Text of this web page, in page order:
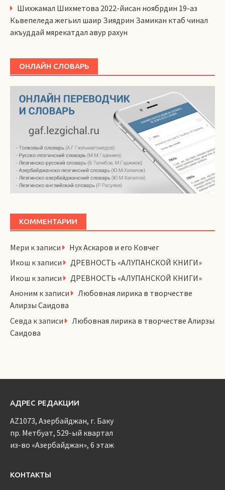
Шихжамал Шихметова 2022-йисан ноябрдин 19-аз
Кьвепеледа жегьил шаир Зиядрин Замикан ктаб чинал
акъуддай мярекатдал авур рахун
ОНЛАЙН СЛОВАРЬ
КОММЕНТАРИИ
Мери к записи
Нух Аскаров и его Ковчег
Икош к записи
ДРЕВНОСТЬ «АЛУПАНСКОЙ КНИГИ»
Икош к записи
ДРЕВНОСТЬ «АЛУПАНСКОЙ КНИГИ»
Аноним к записи
Любовная лирика в творчестве
Алирзы Саидова
Севда к записи
Любовная лирика в творчестве Алирзы
Саидова
АДРЕС РЕДАКЦИИ
AZ1073, Азербайджан, г. Баку
пр. Метбуат, 529-ый квартал
из-во «Азербайджан», 6 этаж
КОНТАКТЫ